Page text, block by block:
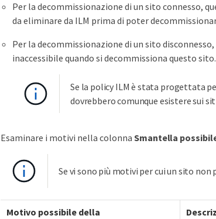
Per la decommissionazione di un sito connesso,
da eliminare da ILM prima di poter
Per la decommissionazione di un sito
inaccessibile quando si decommissiona questo sito.
Se la policy ILM è stata progettata
dovrebbero comunque esistere sui
Esaminare i motivi nella colonna Smantella
Se vi sono più motivi per cui un sito
Motivo possibile della